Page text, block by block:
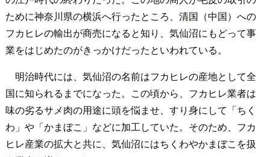
ために神奈川県の横浜へ行ったところ、清国（中国）への
フカヒレの輸出が商売になると知り、気仙沼にもどって事
業をはじめたのがきっかけだったといわれている。
明治時代には、気仙沼の名前はフカヒレの産地として全
国に知られるまでになった。この頃から、フカヒレ業者は
味の劣るサメ肉の用途に頭を悩ませ、すり身にして「ちく
わ」や「かまぼこ」などに加工していた。そのため、フカ
ヒレ産業の拡大と共に、気仙沼にはちくわやかまぼこを扱